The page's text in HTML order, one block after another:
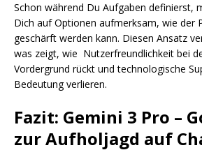
Schon während Du Aufgaben definierst,
Dich auf Optionen aufmerksam, wie der
geschärft werden kann. Diesen Ansatz
was zeigt, wie Nutzerfreundlichkeit bei
Vordergrund rückt und technologische
Bedeutung verlieren.
Fazit: Gemini 3 Pro –
zur Aufholjagd auf